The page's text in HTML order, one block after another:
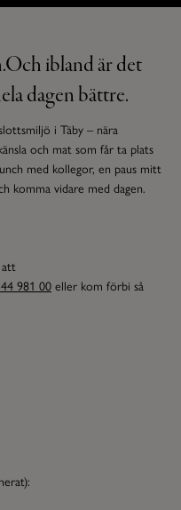
Och ibland är det
dagen bättre.
i Täby – nära
och mat som får ta plats
med kollegor, en paus mitt
komma vidare med dagen.
att
981 00 eller kom förbi så